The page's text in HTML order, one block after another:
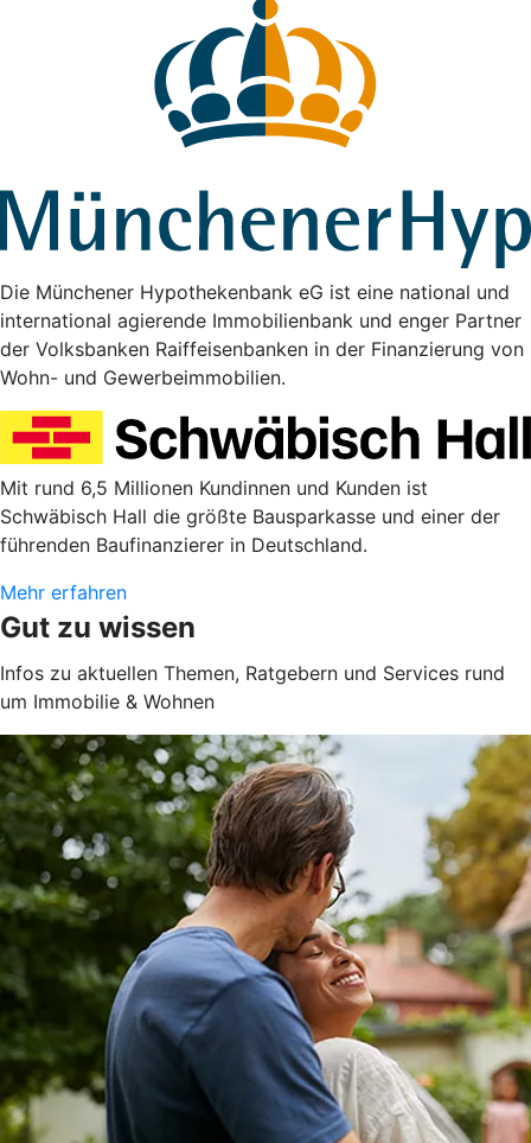
Die Münchener Hypothekenbank eG ist eine national und
international agierende Immobilienbank und enger Partner
der Volksbanken Raiffeisenbanken in der Finanzierung von
Wohn- und Gewerbeimmobilien.
Mit rund 6,5 Millionen Kundinnen und Kunden ist
Schwäbisch Hall die größte Bausparkasse und einer der
führenden Baufinanzierer in Deutschland.
Mehr erfahren
Gut zu wissen
Infos zu aktuellen Themen, Ratgebern und Services rund
um Immobilie & Wohnen